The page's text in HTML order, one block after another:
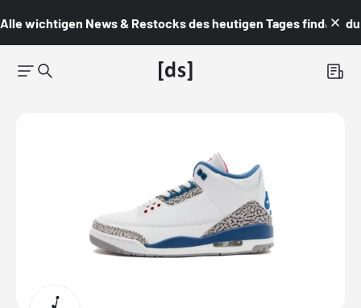
Alle wichtigen News & Restocks des heutigen Tages findest du